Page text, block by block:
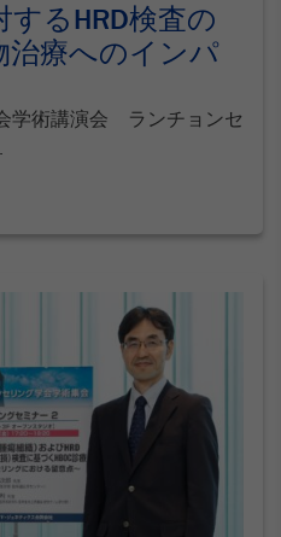
るHRD検査の
治療へのインパ
学術講演会 ランチョンセ